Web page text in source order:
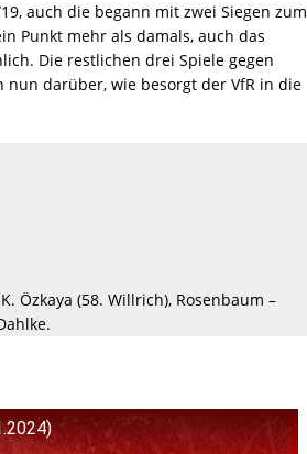
auch die begann mit zwei Siegen zum
Punkt mehr als damals, auch das
Die restlichen drei Spiele gegen
darüber, wie besorgt der VfR in die
Özkaya (58. Willrich), Rosenbaum –